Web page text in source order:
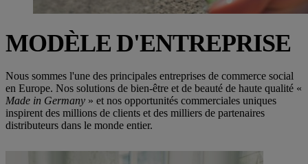
MODÈLE D'ENTREPRISE
Nous sommes l'une des principales entreprises de commerce social
en Europe. Nos solutions de bien-être et de beauté de haute qualité «
Made in Germany » et nos opportunités commerciales uniques
inspirent des millions de clients et des milliers de partenaires
distributeurs dans le monde entier.